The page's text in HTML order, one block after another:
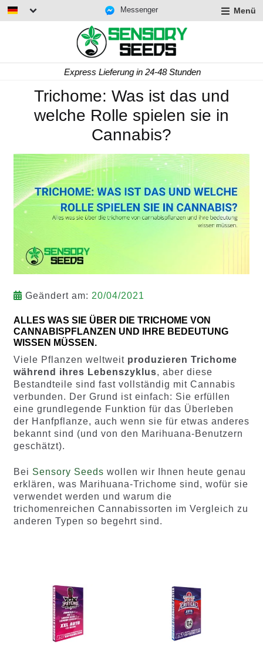
Messenger Menü
Express Lieferung in 24-48 Stunden
Trichome: Was ist das und
welche Rolle spielen sie in
Cannabis?
Geändert am: 20/04/2021
ALLES WAS SIE ÜBER DIE TRICHOME VON
CANNABISPFLANZEN UND IHRE BEDEUTUNG
WISSEN MÜSSEN.
Viele Pflanzen weltweit produzieren Trichome
während ihres Lebenszyklus, aber diese
Bestandteile sind fast vollständig mit Cannabis
verbunden. Der Grund ist einfach: Sie erfüllen
eine grundlegende Funktion für das Überleben
der Hanfpflanze, auch wenn sie für etwas anderes
bekannt sind (und von den Marihuana-Benutzern
geschätzt).
Bei Sensory Seeds wollen wir Ihnen heute genau
erklären, was Marihuana-Trichome sind, wofür sie
verwendet werden und warum die
trichomenreichen Cannabissorten im Vergleich zu
anderen Typen so begehrt sind.